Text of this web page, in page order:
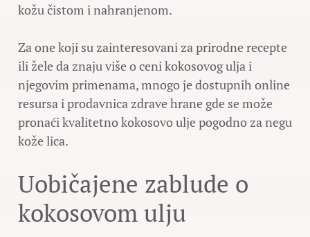
kožu čistom i nahranjenom.
Za one koji su zainteresovani za prirodne recepte
ili žele da znaju više o ceni kokosovog ulja i
njegovim primenama, mnogo je dostupnih online
resursa i prodavnica zdrave hrane gde se može
pronaći kvalitetno kokosovo ulje pogodno za negu
kože lica.
Uobičajene zablude o
kokosovom ulju